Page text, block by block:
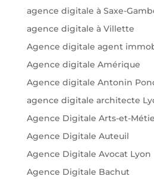
agence digitale à Saxe-
agence digitale à Villette
Agence digitale agent
Agence digitale Amérique
Agence digitale Antonin
agence digitale architecte
Agence Digitale Arts-et-
Agence Digitale Auteuil
Agence Digitale Avocat Lyon
Agence Digitale Bachut